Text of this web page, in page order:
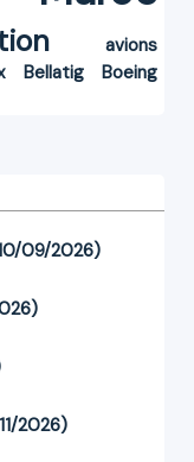
avions
Bellatig
Boeing
09/2026)
2026)